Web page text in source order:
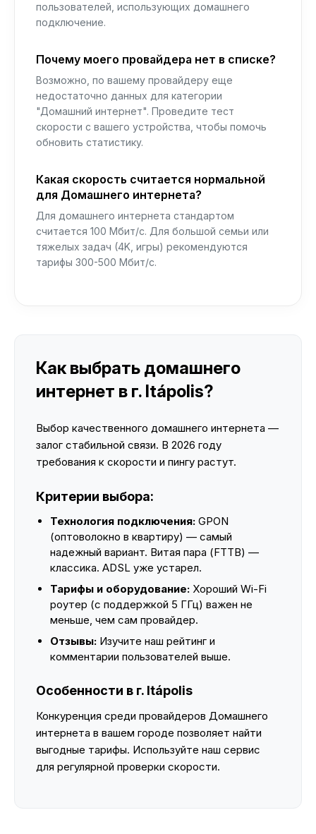
пользователей, использующих домашнего
подключение.
Почему моего провайдера нет в списке?
Возможно, по вашему провайдеру еще
недостаточно данных для категории
"Домашний интернет". Проведите тест
скорости с вашего устройства, чтобы помочь
обновить статистику.
Какая скорость считается нормальной
для Домашнего интернета?
Для домашнего интернета стандартом
считается 100 Мбит/с. Для большой семьи или
тяжелых задач (4K, игры) рекомендуются
тарифы 300-500 Мбит/с.
Как выбрать домашнего
интернет в г. Itápolis?
Выбор качественного домашнего интернета —
залог стабильной связи. В 2026 году
требования к скорости и пингу растут.
Критерии выбора:
Технология подключения: GPON
(оптоволокно в квартиру) — самый
надежный вариант. Витая пара (FTTB) —
классика. ADSL уже устарел.
Тарифы и оборудование: Хороший Wi-Fi
роутер (с поддержкой 5 ГГц) важен не
меньше, чем сам провайдер.
Отзывы: Изучите наш рейтинг и
комментарии пользователей выше.
Особенности в г. Itápolis
Конкуренция среди провайдеров Домашнего
интернета в вашем городе позволяет найти
выгодные тарифы. Используйте наш сервис
для регулярной проверки скорости.